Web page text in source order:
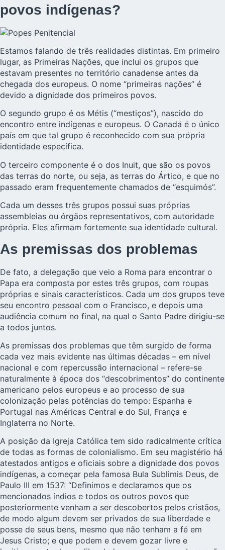
povos indígenas?
Estamos falando de três realidades distintas. Em primeiro
lugar, as Primeiras Nações, que inclui os grupos que
estavam presentes no território canadense antes da
chegada dos europeus. O nome “primeiras nações” é
devido a dignidade dos primeiros povos.
O segundo grupo é os Métis (“mestiços”), nascido do
encontro entre indígenas e europeus. O Canadá é o único
país em que tal grupo é reconhecido com sua própria
identidade específica.
O terceiro componente é o dos Inuit, que são os povos
das terras do norte, ou seja, as terras do Ártico, e que no
passado eram frequentemente chamados de “esquimós”.
Cada um desses três grupos possui suas próprias
assembleias ou órgãos representativos, com autoridade
própria. Eles afirmam fortemente sua identidade cultural.
As premissas dos problemas
De fato, a delegação que veio a Roma para encontrar o
Papa era composta por estes três grupos, com roupas
próprias e sinais característicos. Cada um dos grupos teve
seu encontro pessoal com o Francisco, e depois uma
audiência comum no final, na qual o Santo Padre dirigiu-se
a todos juntos.
As premissas dos problemas que têm surgido de forma
cada vez mais evidente nas últimas décadas – em nível
nacional e com repercussão internacional – refere-se
naturalmente à época dos “descobrimentos” do continente
americano pelos europeus e ao processo de sua
colonização pelas potências do tempo: Espanha e
Portugal nas Américas Central e do Sul, França e
Inglaterra no Norte.
A posição da Igreja Católica tem sido radicalmente crítica
de todas as formas de colonialismo. Em seu magistério há
atestados antigos e oficiais sobre a dignidade dos povos
indígenas, a começar pela famosa Bula Sublimis Deus, de
Paulo III em 1537: “Definimos e declaramos que os
mencionados índios e todos os outros povos que
posteriormente venham a ser descobertos pelos cristãos,
de modo algum devem ser privados de sua liberdade e
posse de seus bens, mesmo que não tenham a fé em
Jesus Cristo; e que podem e devem gozar livre e